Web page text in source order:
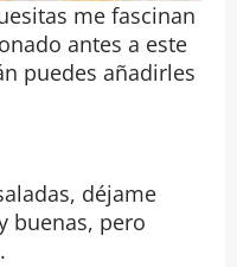
me fascinan
antes a este
puedes añadirles
déjame
buenas, pero